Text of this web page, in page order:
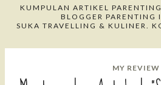
KUMPULAN ARTIKEL
BLOGGER PARENTING
SUKA TRAVELLING & KULINER.
MY REVIEW